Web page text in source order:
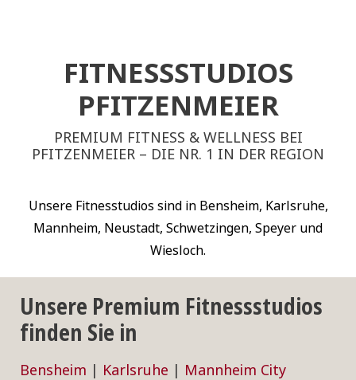
FITNESSSTUDIOS
PFITZENMEIER
PREMIUM FITNESS & WELLNESS BEI
PFITZENMEIER – DIE NR. 1 IN DER REGION
Unsere Fitnesstudios sind in Bensheim, Karlsruhe,
Mannheim, Neustadt, Schwetzingen, Speyer und
Wiesloch.
Unsere Premium Fitnessstudios
finden Sie in
Bensheim | Karlsruhe | Mannheim City